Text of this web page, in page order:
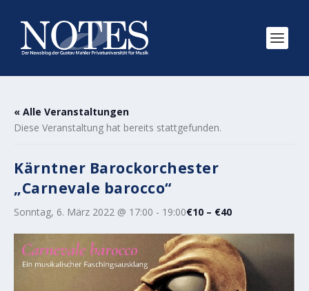
« Alle Veranstaltungen
Diese Veranstaltung hat bereits stattgefunden.
Kärntner Barockorchester
„Carnevale barocco“
Sonntag, 6. März 2022 @ 17:00 - 19:00€10 – €40